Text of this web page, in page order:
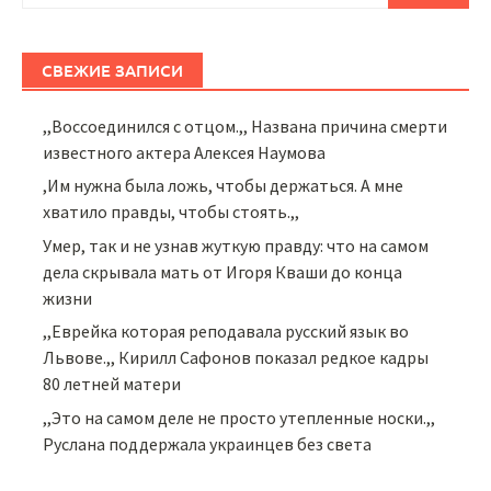
СВЕЖИЕ ЗАПИСИ
,,Воссоединился с отцом.,, Названа причина смерти
известного актера Алексея Наумова
,Им нужна была ложь, чтобы держаться. А мне
хватило правды, чтобы стоять.,,
Умер, так и не узнав жуткую правду: что на самом
дела скрывала мать от Игоря Кваши до конца
жизни
,,Еврейка которая реподавала русский язык во
Львове.,, Кирилл Сафонов показал редкое кадры
80 летней матери
,,Это на самом деле не просто утепленные носки.,,
Руслана поддержала украинцев без света